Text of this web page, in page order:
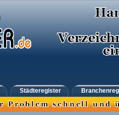
Städteregister